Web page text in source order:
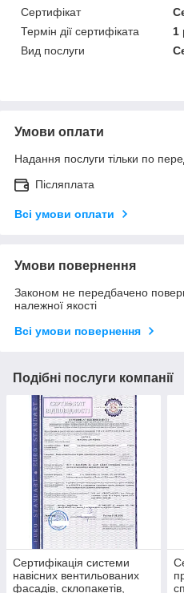
Сертифікат
Термін дії сертифіката
1
Вид послуги
Умови оплати
Надання послуги тільки по
Післяплата
Всі умови оплати
Умови повернення
Законом не передбачено
належної якості
Всі умови повернення
Подібні послуги компанії
Сертифікація системи
навісних вентильованих
фасадів, склопакетів,